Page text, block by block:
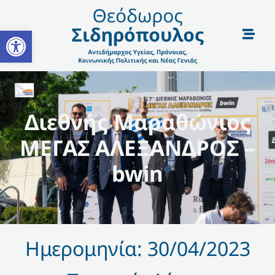
Open toolbar
Διεθνής Μαραθώνιος
ΜΕΓΑΣ ΑΛΕΞΑΝΔΡΟΣ –
bwin
Ημερομηνία: 30/04/2023